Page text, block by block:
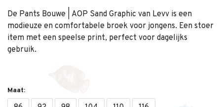
De Pants Bouwe | AOP Sand Graphic van Levv is een
modieuze en comfortabele broek voor jongens. Een stoer
item met een speelse print, perfect voor dagelijks
gebruik.
Maat: